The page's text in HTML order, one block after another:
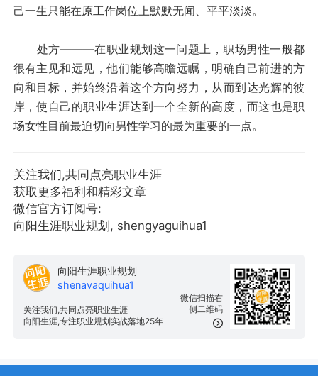
己一生只能在原工作岗位上默默无闻、平平淡淡。
处方———在职业规划这一问题上，职场男性一般都
很有主见和远见，他们能够高瞻远瞩，明确自己前进的方
向和目标，并始终沿着这个方向努力，从而到达光辉的彼
岸，使自己的职业生涯达到一个全新的高度，而这也是职
场女性目前最迫切向男性学习的最为重要的一点。
关注我们,共同点亮职业生涯
获取更多福利和精彩文章
微信官方订阅号:
向阳生涯职业规划, shengyaguihua1
微信扫描右
侧二维码
向阳生涯职业规划
shenavaquihua1
关注我们,共同点亮职业生涯
向阳生涯,专注职业规划实战落地25年